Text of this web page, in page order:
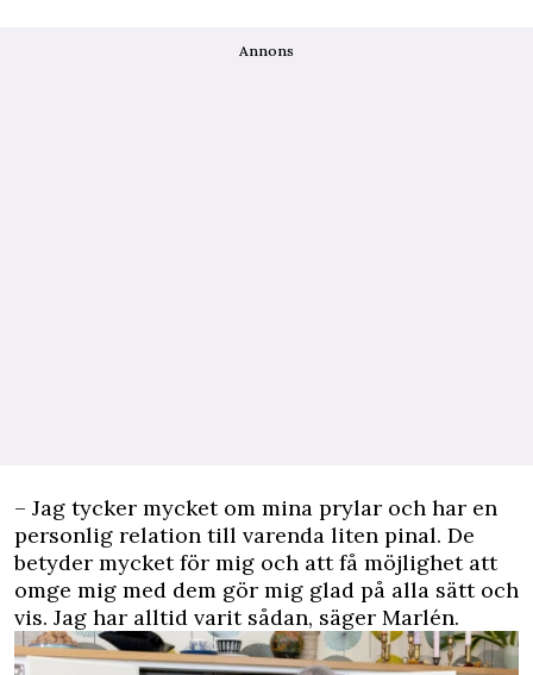
Annons
– Jag tycker mycket om mina prylar och har en
personlig relation till varenda liten pinal. De
betyder mycket för mig och att få möjlighet att
omge mig med dem gör mig glad på alla sätt och
vis. Jag har alltid varit sådan, säger Marlén.